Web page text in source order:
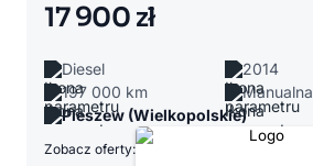
17 900 zł
Diesel
2014
197 000 km
Manualna
Pleszew (Wielkopolskie)
Zobacz oferty: